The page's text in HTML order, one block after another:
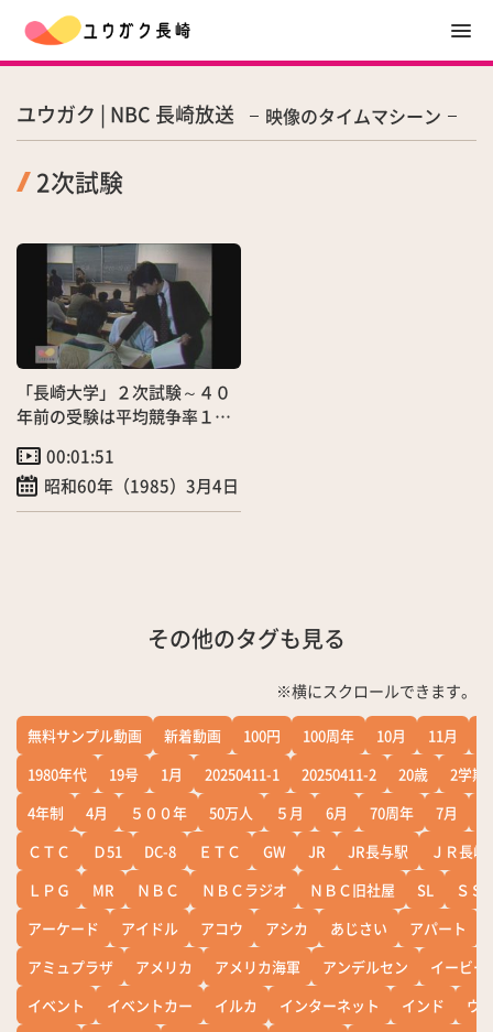
ユウガク | NBC 長崎放送 映像のタイムマシーン
2次試験
「長崎大学」２次試験～４０
年前の受験は平均競争率１．
放送00:01:51
昭和60年（1985）3月4日
その他のタグも見る
※横にスクロールできます。
無料サンプル動画 新着動画 100円 100周年 10月 11月
1980年代
19号 1月 20250411-1 20250411-2 20歳
2学期
4年制
4月 ５００年 50万人 ５月 6月 70周年 7月
ＣＴＣ
Ｄ51 DC-8 ＥＴＣ GW JR JR長与駅
ＪＲ長崎
ＬＰＧ
MR ＮＢＣ ＮＢＣラジオ ＮＢＣ旧社屋 SL
ＳＳ
アーケード
アイドル アコウ アシカ あじさい アパート
アミュプラザ
アメリカ アメリカ海軍 アンデルセン
イービー
イベント
イベントカー イルカ インターネット インド
ウ